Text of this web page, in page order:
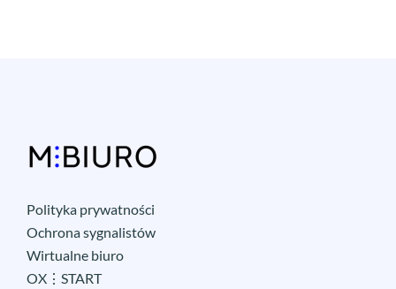
Polityka prywatności
Ochrona sygnalistów
Wirtualne biuro
OX⋮START